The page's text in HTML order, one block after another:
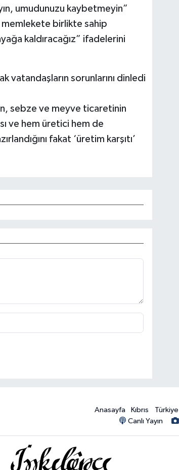
umudunuzu kaybetmeyin”
memlekete birlikte sahip
kaldıracağız” ifadelerini
vatandaşların sorunlarını dinledi
sebze ve meyve ticaretinin
ve hem üretici hem de
fakat ‘üretim karşıtı’
Anasayfa Kıbrıs Türkiye
Canlı Yayın